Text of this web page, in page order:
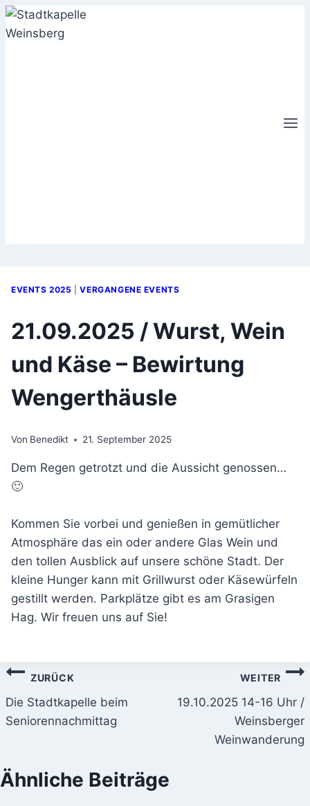
Zum
Inhalt
EVENTS 2025 |VERGANGENE EVENTS
21.09.2025 / Wurst, Wein
und Käse – Bewirtung
Wengerthäusle
Von Benedikt 21. September 2025
Dem Regen getrotzt und die Aussicht genossen…
🙂
Kommen Sie vorbei und genießen in gemütlicher
Atmosphäre das ein oder andere Glas Wein und
den tollen Ausblick auf unsere schöne Stadt. Der
kleine Hunger kann mit Grillwurst oder Käsewürfeln
gestillt werden. Parkplätze gibt es am Grasigen
Hag. Wir freuen uns auf Sie!
Beitragsnavigation
ZURÜCK
Die Stadtkapelle beim
Seniorennachmittag
WEITER
19.10.2025 14-16 Uhr /
Weinsberger
Weinwanderung
Ähnliche Beiträge